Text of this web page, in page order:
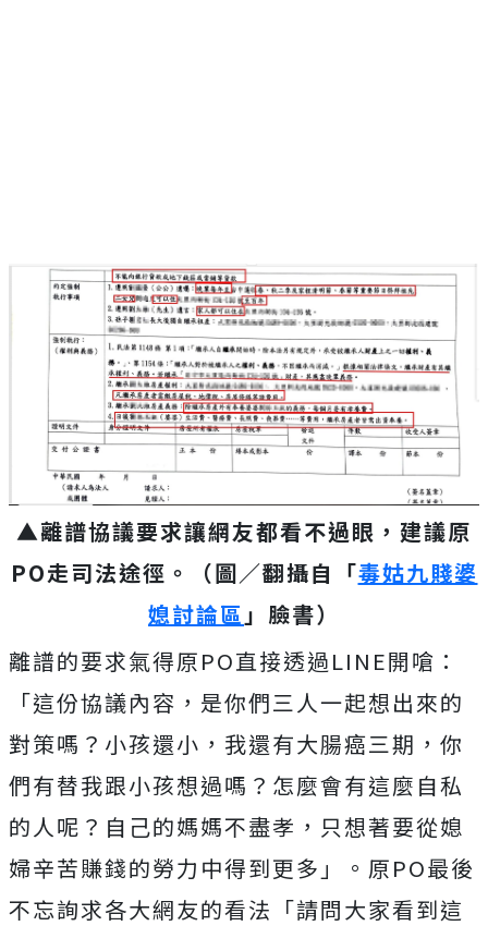
▲離譜協議要求讓網友都看不過眼，建議原
PO走司法途徑。（圖／翻攝自「毒姑九賤婆
媳討論區 」臉書）
離譜的要求氣得原PO直接透過LINE開嗆：
「這份協議內容，是你們三人一起想出來的
對策嗎？小孩還小，我還有大腸癌三期，你
們有替我跟小孩想過嗎？怎麼會有這麼自私
的人呢？自己的媽媽不盡孝，只想著要從媳
婦辛苦賺錢的勞力中得到更多」。原PO最後
不忘詢求各大網友的看法「請問大家看到這